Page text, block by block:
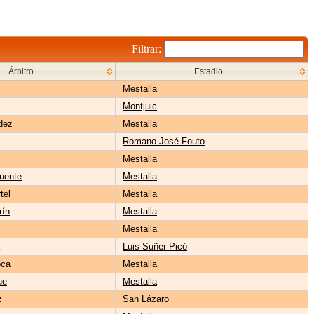
Filtrar:
Árbitro Estadio
Mestalla
Montjuic
Mestalla
Romano José Fouto
Mestalla
Mestalla
Mestalla
Mestalla
Mestalla
Luis Suñer Picó
Mestalla
Mestalla
San Lázaro